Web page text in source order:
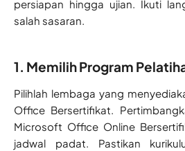
persiapan hingga ujian. Ikuti
salah sasaran.
1. Memilih Program
Pilihlah lembaga yang
Office Bersertifikat.
Microsoft Office Online
jadwal padat. Pastikan